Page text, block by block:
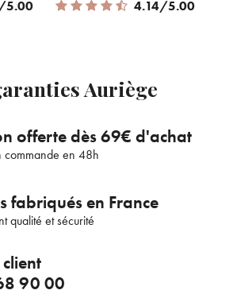
produit ? ×
supprimer le produit suivant du
ANNULER
5.00 4.14 out of 5 Customer Rating
4.14/5.00
Auriège
offerte dès 69€ d'achat
commande en 48h
fabriqués en France
qualité et sécurité
90 00
!
courant de nos dernières
ou promotions en cours et
conseils de saison, inscrivez-
à notre Newsletter.
JE M’INSCRIS